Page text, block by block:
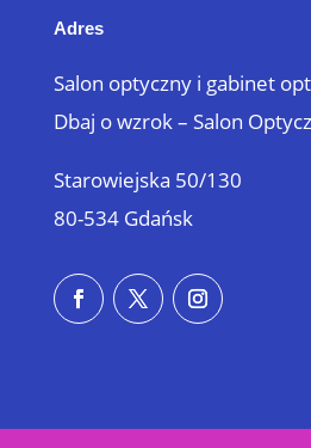
Adres
Salon optyczny i gabinet
Dbaj o wzrok – Salon
Starowiejska 50/130
80-534 Gdańsk